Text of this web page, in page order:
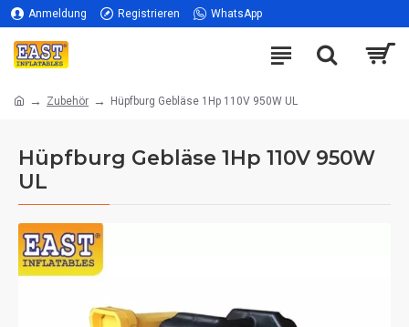
Anmeldung Registrieren WhatsApp
Zubehör Hüpfburg Gebläse 1Hp 110V 950W UL
Hüpfburg Gebläse 1Hp 110V 950W
UL